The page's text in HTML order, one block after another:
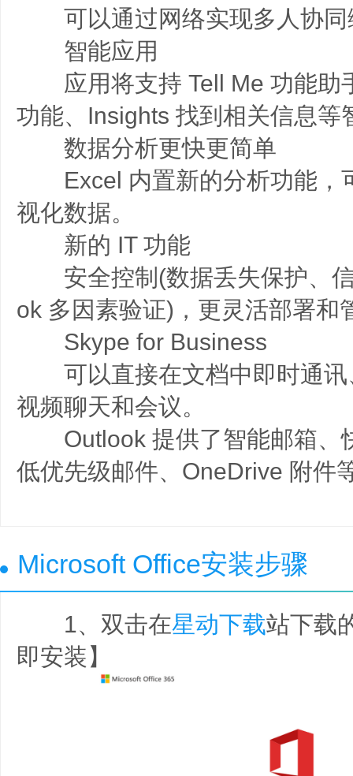
可以通过网络实现多人协同
智能应用
应用将支持 Tell Me 功能助
功能、Insights 找到相关信息等
数据分析更快更简单
Excel 内置新的分析功能，
视化数据。
新的 IT 功能
安全控制(数据丢失保护、信
ok 多因素验证)，更灵活部署和
Skype for Business
可以直接在文档中即时通讯
视频聊天和会议。
Outlook 提供了智能邮箱、
低优先级邮件、OneDrive 附件
Microsoft Office安装步骤
1、双击在星动下载站下载
即安装】